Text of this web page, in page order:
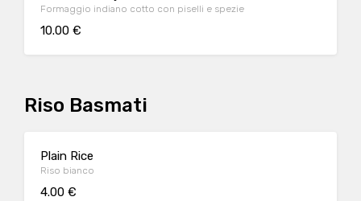
Formaggio indiano cotto con piselli e spezie
10.00 €
Riso Basmati
Plain Rice
Riso bianco
4.00 €